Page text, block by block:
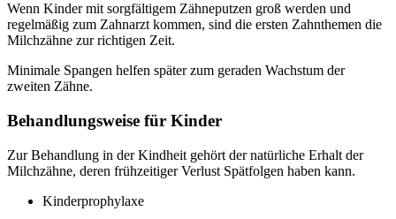
Wenn Kinder mit sorgfältigem Zähneputzen groß werden und
regelmäßig zum Zahnarzt kommen, sind die ersten Zahnthemen die
Milchzähne zur richtigen Zeit.
Minimale Spangen helfen später zum geraden Wachstum der
zweiten Zähne.
Behandlungsweise für Kinder
Zur Behandlung in der Kindheit gehört der natürliche Erhalt der
Milchzähne, deren frühzeitiger Verlust Spätfolgen haben kann.
Kinderprophylaxe